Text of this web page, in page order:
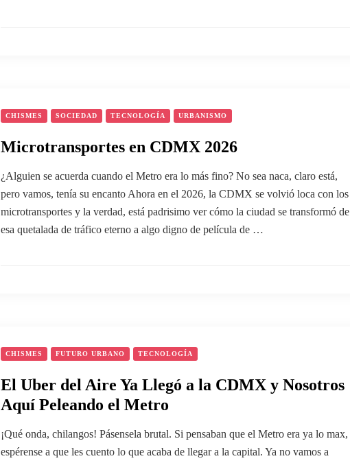
CHISMES SOCIEDAD TECNOLOGÍA URBANISMO
Microtransportes en CDMX 2026
¿Alguien se acuerda cuando el Metro era lo más fino? No sea naca, claro está,
pero vamos, tenía su encanto Ahora en el 2026, la CDMX se volvió loca con los
microtransportes y la verdad, está padrisimo ver cómo la ciudad se transformó de
esa quetalada de tráfico eterno a algo digno de película de …
CHISMES FUTURO URBANO TECNOLOGÍA
El Uber del Aire Ya Llegó a la CDMX y Nosotros
Aquí Peleando el Metro
¡Qué onda, chilangos! Pásensela brutal. Si pensaban que el Metro era ya lo max,
espérense a que les cuento lo que acaba de llegar a la capital. Ya no vamos a